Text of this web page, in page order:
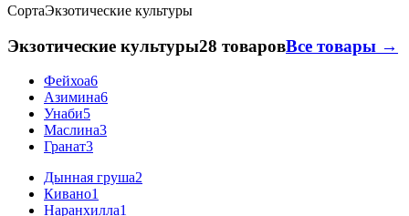
СортаЭкзотические культуры
Экзотические культуры28 товаровВсе товары →
Фейхоа6
Азимина6
Унаби5
Маслина3
Гранат3
Дынная груша2
Кивано1
Наранхилла1